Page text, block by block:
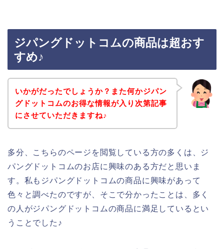
ジパングドットコムの商品は超おす
すめ♪
いかがだったでしょうか？また何かジパン
グドットコムのお得な情報が入り次第記事
にさせていただきますね♪
多分、こちらのページを閲覧している方の多くは、ジ
パングドットコムのお店に興味のある方だと思いま
す。私もジパングドットコムの商品に興味があって
色々と調べたのですが、そこで分かったことは、多く
の人がジパングドットコムの商品に満足しているとい
うことでした♪